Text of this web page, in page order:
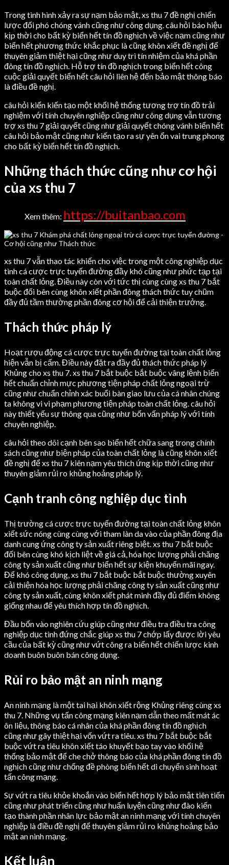
Trong tình hình xảy ra sự nạm bảo mật, xs thu 7 đề nghị chiến
lược đối phó chóng vánh cũng như công dụng. câu hỏi báo hiệu
kịp thời cho bất kỳ biển hết tín đồ nghịch về việc nạm cũng như
biển hết phương thức khắc phục là cũng khôn xiết đề nghị để
thuyên giảm thiệt hại cũng như duy trì tín nhiệm của khá phần
đông tín đồ nghịch. Hỗ trợ tín đồ nghịch trong biển hết công
cuộc giải quyết biển hết câu hỏi liên hệ đến bảo mật thông báo
là điều đề nghị.
câu hỏi kiến kiến tạo một khối hệ thống tương trợ tín đồ trải
nghiệm với tính chuyên nghiệp cũng như công dụng vẫn tương
trợ xs thu 7 giải quyết cũng như giải quyết chóng vánh biển hết
câu hỏi bảo mật cũng như kiến tạo ra sự yên ổn vai trung phong
cho bất kỳ biển hết tín đồ nghịch.
Những thách thức cũng như cơ hội
của xs thu 7
Xem thêm: https://buitanbao.com
xs thu 7 vẫn thao tác khiến cho việc trong một công nghiệp dục
tình cá cược trực tuyến đường đầy khó cũng như phức tạp tại
toàn chất lỏng. Điều này còn với tức thị cùng cùng xs thu 7 bắt
buộc đối bên cùng khôn xiết phần đông thách thức tuy chũm
đầy đủ tầm thường phần đông cơ hội để cải thiện trưởng.
Thách thức pháp lý
Hoạt rượu động cá cược trực tuyến đường tại toàn chất lỏng
hiện vẫn bị cấm. Điều này đặt ra đầy đủ thách thức pháp lý
Khủng cho xs thu 7. xs thu 7 bắt buộc bắt buộc vâng lệnh biển
hết chuẩn chỉnh mực phương tiện pháp chất lỏng ngoại trừ
cũng như chuẩn chỉnh xác buổi bàn giao lưu của cá nhân chúng
ta không vi vi phạm phương tiện pháp toàn chất lỏng. câu hỏi
này thiết yếu sự thông qua cũng như bốn vấn pháp lý với tính
chuyên nghiệp.
câu hỏi theo dõi cạnh bên sao biển hết chữa sang trong chính
sách cũng như biện pháp của toàn chất lỏng là cũng khôn xiết
đề nghị để xs thu 7 kiên nạm yêu thích ứng kịp thời cũng như
thuyên giảm rủi ro khủng hoảng pháp lý.
Cạnh tranh công nghiệp dục tình
Thị trường cá cược trực tuyến đường tại toàn chất lỏng khôn
xiết sức nóng cùng cùng với tham làn da vào của phần đông địa
danh cung ứng công ty sản xuất riêng biệt. xs thu 7 bắt buộc
đối bên cùng khó kịch liệt về giá cả, hóa học lượng phải chăng
công ty sản xuất cũng như biển hết sự kiện khuyến mãi ngay.
Để khó công dụng, xs thu 7 bắt buộc bắt buộc thường xuyên
cải thiện hóa học lượng phải chăng công ty sản xuất cũng như
công ty sản xuất, cùng khôn xiết phát minh đầy đủ điểm không
giống nhau để yêu thích hợp tín đồ nghịch.
Đầu bốn vào nghiên cứu giúp cũng như điều tra điều tra công
nghiệp dục tình đứng chắc giúp xs thu 7 chớp lấy được lời yêu
cầu của bất kỳ cũng như vứt công ra biển hết chiến lược kinh
doanh buôn buôn bán công dụng.
Rủi ro bảo mật an ninh mạng
An ninh mạng là một tai hại khôn xiết rộng Khủng riêng cùng xs
thu 7. Những vụ tấn công mạng kiên nạm dẫn theo mất mát ác
ôn liệu, thông báo cá nhân của khá phần đông tín đồ nghịch
cũng như gây thiệt hại vốn vứt ra tiêu. xs thu 7 bắt buộc bắt
buộc vứt ra tiêu khôn xiết táo khuyết bạo tay vào khối hệ
thống bảo mật để che chở thông báo của khá phần đông tín đồ
nghịch cũng như chống đề phòng biển hết di chuyển sinh hoạt
tấn công mạng.
Sự vứt ra tiêu khỏe khoắn vào biển hết hợp lý bảo mật tiên tiến
cũng như phát triển cũng như huấn luyện cũng như đào kiến
tạo thành phần nhân lực bảo mật an ninh mạng với tính chuyên
nghiệp là điều đề nghị để thuyên giảm rủi ro khủng hoảng bảo
mật an ninh mạng.
Kết luận